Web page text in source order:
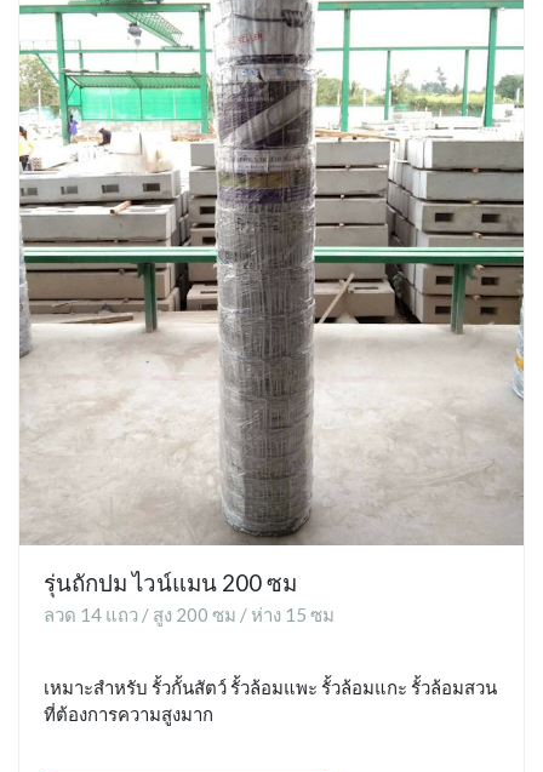
รุ่นถักปม ไวน์แมน 200 ซม
ลวด 14 แถว / สูง 200 ซม / ห่าง 15 ซม
เหมาะสำหรับ รั้วกั้นสัตว์ รั้วล้อมแพะ รั้วล้อมแกะ รั้วล้อมสวน
ที่ต้องการความสูงมาก